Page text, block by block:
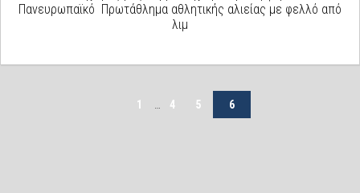
Πανευρωπαϊκό Πρωτάθλημα αθλητικής αλιείας με φελλό από
λιμ
1 4 5 6